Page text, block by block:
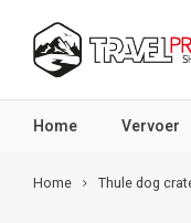
Home Vervoer
Home Thule dog